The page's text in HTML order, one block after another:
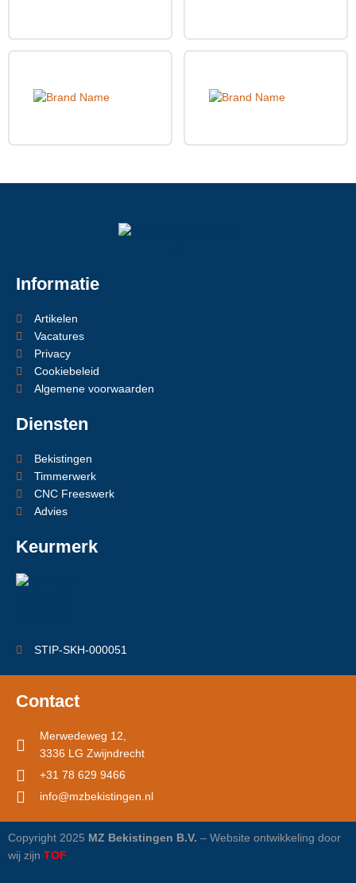
Informatie
Artikelen
Vacatures
Privacy
Cookiebeleid
Algemene voorwaarden
Diensten
Bekistingen
Timmerwerk
CNC Freeswerk
Advies
Keurmerk
STIP-SKH-000051
Contact
Merwedeweg 12,
3336 LG Zwijndrecht
+31 78 629 9466
info@mzbekistingen.nl
Copyright 2025 MZ Bekistingen B.V. – Website ontwikkeling door
wij zijn TOF